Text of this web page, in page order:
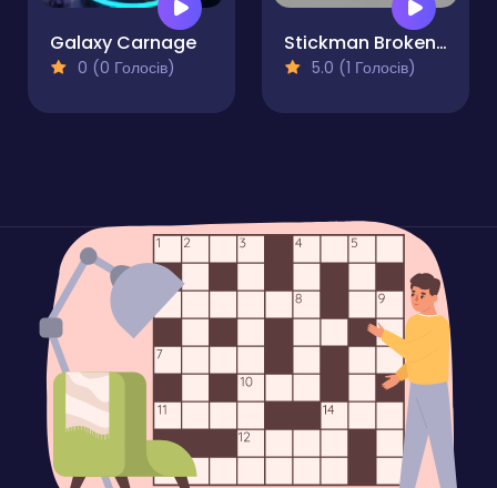
Galaxy Carnage
0 (0 Голосів)
Stickman Broken Bones io
5.0 (1 Голосів)